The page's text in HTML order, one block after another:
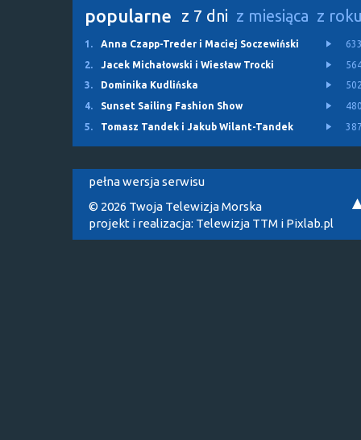
popularne z 7 dni z miesiąca z
1. Anna Czapp-Treder i Maciej Soczewiński
2.
Jacek Michałowski i Wiesław Trocki
3.
Dominika Kudlińska
4.
Sunset Sailing Fashion Show
5.
Tomasz Tandek i Jakub Wilant-Tandek
pełna wersja serwisu
© 2026 Twoja Telewizja Morska
projekt i realizacja: Telewizja TTM i Pixlab.pl